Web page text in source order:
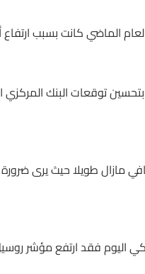
الماضي كانت بسبب ارتفاع
روسيل 2000 بما يفوق 2% ليعيد بذلك ارتفاع بقية